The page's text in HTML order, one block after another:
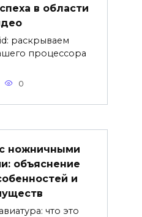
в области
раскрываем
процессора
0
ножничными
объяснение
и
что это